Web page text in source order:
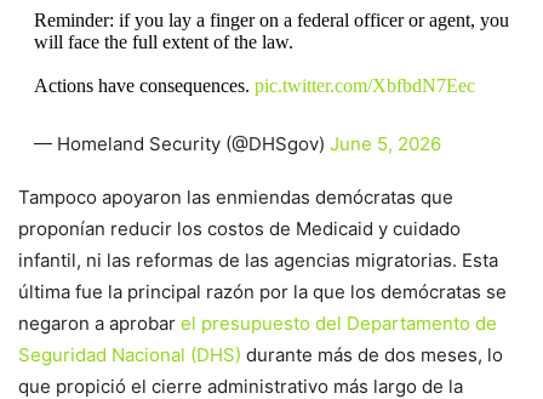
Reminder: if you lay a finger on a federal officer or agent, you
will face the full extent of the law.
Actions have consequences. pic.twitter.com/XbfbdN7Eec
— Homeland Security (@DHSgov) June 5, 2026
Tampoco apoyaron las enmiendas demócratas que
proponían reducir los costos de Medicaid y cuidado
infantil, ni las reformas de las agencias migratorias. Esta
última fue la principal razón por la que los demócratas se
negaron a aprobar el presupuesto del Departamento de
Seguridad Nacional (DHS) durante más de dos meses, lo
que propició el cierre administrativo más largo de la